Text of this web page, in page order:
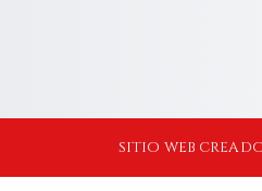
SITIO WEB